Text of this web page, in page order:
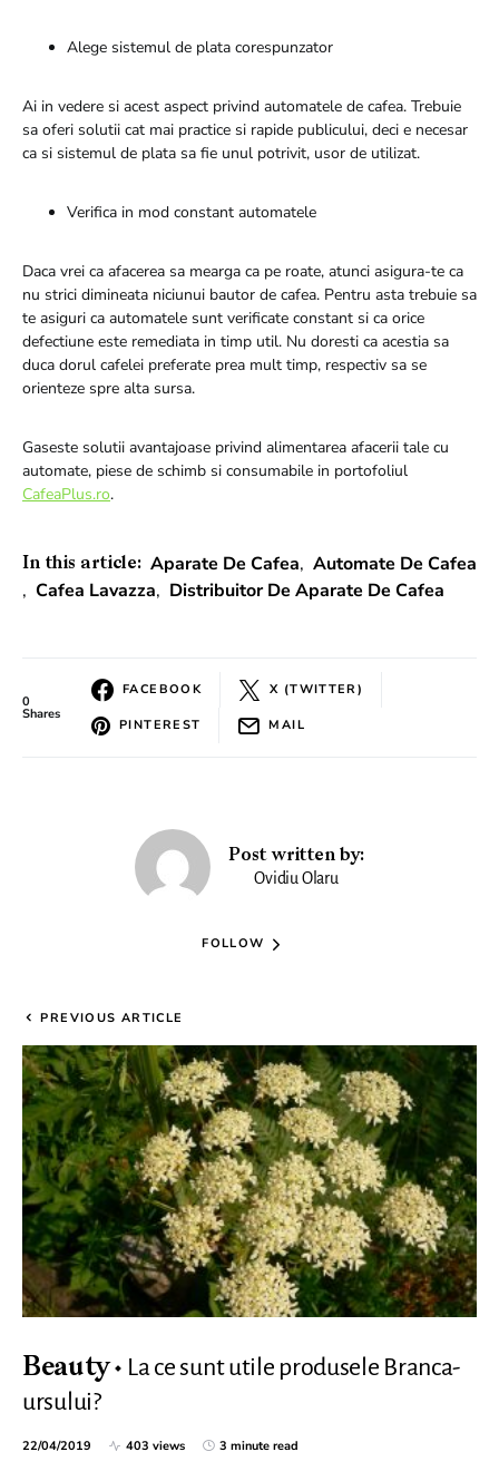
Alege sistemul de plata corespunzator
Ai in vedere si acest aspect privind automatele de cafea. Trebuie
sa oferi solutii cat mai practice si rapide publicului, deci e necesar
ca si sistemul de plata sa fie unul potrivit, usor de utilizat.
Verifica in mod constant automatele
Daca vrei ca afacerea sa mearga ca pe roate, atunci asigura-te ca
nu strici dimineata niciunui bautor de cafea. Pentru asta trebuie sa
te asiguri ca automatele sunt verificate constant si ca orice
defectiune este remediata in timp util. Nu doresti ca acestia sa
duca dorul cafelei preferate prea mult timp, respectiv sa se
orienteze spre alta sursa.
Gaseste solutii avantajoase privind alimentarea afacerii tale cu
automate, piese de schimb si consumabile in portofoliul
CafeaPlus.ro.
In this article: Aparate De Cafea, Automate De Cafea
, Cafea Lavazza, Distribuitor De Aparate De Cafea
0
Shares
FACEBOOK X (TWITTER)
PINTEREST MAIL
Post written by:
Ovidiu Olaru
FOLLOW
PREVIOUS ARTICLE
Beauty
La ce sunt utile produsele Branca-
ursului?
22/04/2019 403 views 3 minute read